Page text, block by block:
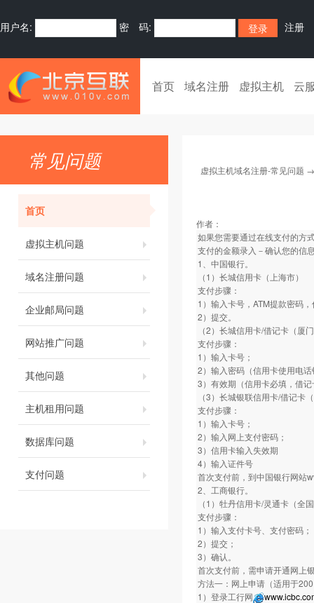
用户名: 密 码: 注册
首页 域名注册 虚拟主机 云
常见问题
首页
虚拟主机问题
域名注册问题
企业邮局问题
网站推广问题
其他问题
主机租用问题
数据库问题
支付问题
虚拟主机域名注册-常见问题
作者：
如果您需要通过在线支付的方
支付的金额录入－确认您的信
1、中国银行。
（1）长城信用卡（上海市）
支付步骤：
1）输入卡号，ATM提款密码
2）提交。
（2）长城信用卡/借记卡（厦
支付步骤：
1）输入卡号；
2）输入密码（信用卡使用电
3）有效期（信用卡必填，借
（3）长城银联信用卡/借记卡
支付步骤：
1）输入卡号；
2）输入网上支付密码；
3）信用卡输入失效期
4）输入证件号
首次支付前，到中国银行网站
2、工商银行。
（1）牡丹信用卡/灵通卡（全
支付步骤：
1）输入支付卡号、支付密码；
2）提交；
3）确认。
首次支付前，需申请开通网上
方法一：网上申请（适用于
1）登录工行网